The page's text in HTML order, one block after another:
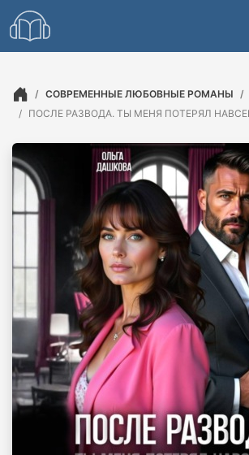
СОВРЕМЕННЫЕ ЛЮБОВНЫЕ РОМАНЫ
ПОСЛЕ РАЗВОДА. ТЫ МЕНЯ ПОТЕРЯЛ